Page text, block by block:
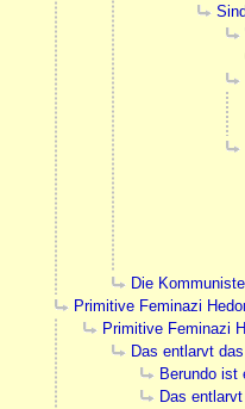
Die
Primitive Feminazi
Primitive Feminazi
Das entlarvt
Berundo ist
Das